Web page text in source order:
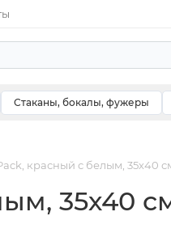
Стаканы, бокалы, фужеры
красный с белым, 35х40
35х40